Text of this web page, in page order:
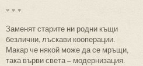
* * *
Заменят старите ни родни къщи
безлични, лъскави кооперации.
Макар че някой може да се мръщи,
така върви света – модернизация.